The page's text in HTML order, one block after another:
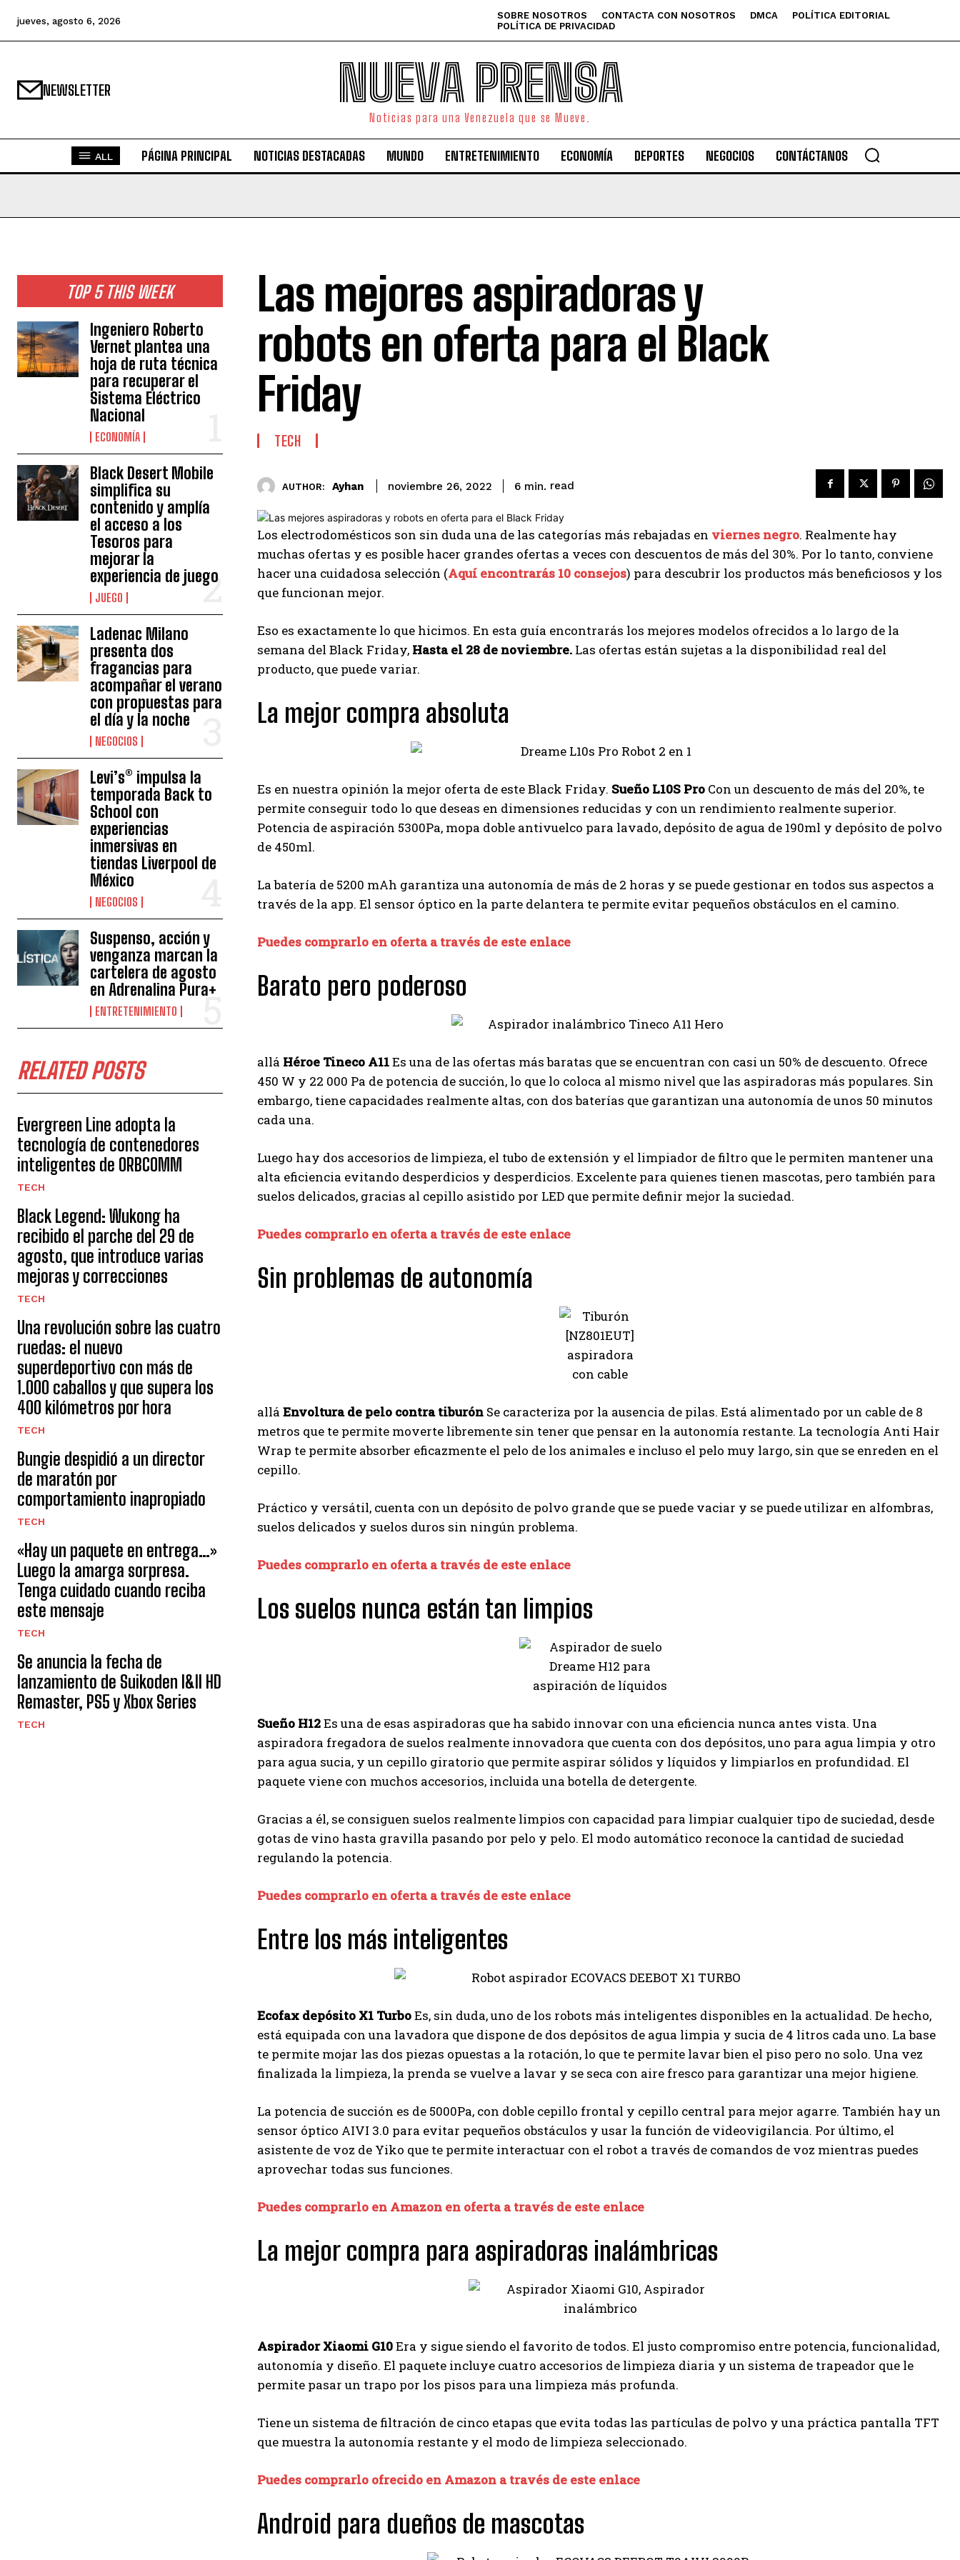
I WANT IN
jueves, agosto 6, 2026 SOBRE NOSOTROS CONTACTA CON NOSOTROS DMCA
POLÍTICA EDITORIAL
POLÍTICA DE PRIVACIDAD
NEWSLETTER NUEVA PRENSA
Noticias para una Venezuela que se Mueve.
ALL PÁGINA PRINCIPAL NOTICIAS DESTACADAS MUNDO ENTRETENIMIENTO ECONOMÍA DEPORTES NEGOCIOS CONTÁCTANOS
TOP 5 THIS WEEK
Ingeniero Roberto
Vernet plantea una
hoja de ruta técnica
para recuperar el
Sistema Eléctrico
Nacional
ECONOMÍA
Black Desert Mobile
simplifica su
contenido y amplía
el acceso a los
Tesoros para
mejorar la
experiencia de juego
JUEGO
Ladenac Milano
presenta dos
fragancias para
acompañar el verano
con propuestas para
el día y la noche
NEGOCIOS
Levi’s® impulsa la
temporada Back to
School con
experiencias
inmersivas en
tiendas Liverpool de
México
NEGOCIOS
Suspenso, acción y
venganza marcan la
cartelera de agosto
en Adrenalina Pura+
ENTRETENIMIENTO
RELATED POSTS
Evergreen Line adopta la
tecnología de contenedores
inteligentes de ORBCOMM
TECH
Black Legend: Wukong ha
recibido el parche del 29 de
agosto, que introduce varias
mejoras y correcciones
TECH
Una revolución sobre las cuatro
ruedas: el nuevo
superdeportivo con más de
1.000 caballos y que supera los
400 kilómetros por hora
TECH
Bungie despidió a un director
de maratón por
comportamiento inapropiado
TECH
«Hay un paquete en entrega…»
Luego la amarga sorpresa.
Tenga cuidado cuando reciba
este mensaje
TECH
Se anuncia la fecha de
lanzamiento de Suikoden I&II HD
Remaster, PS5 y Xbox Series
TECH
Las mejores aspiradoras y
robots en oferta para el Black
Friday
TECH
AUTHOR: Ayhan noviembre 26, 2022 6 min. read
Los electrodomésticos son sin duda una de las categorías más rebajadas en viernes negro. Realmente hay
muchas ofertas y es posible hacer grandes ofertas a veces con descuentos de más del 30%. Por lo tanto, conviene
hacer una cuidadosa selección (Aquí encontrarás 10 consejos) para descubrir los productos más beneficiosos y los
que funcionan mejor.
Eso es exactamente lo que hicimos. En esta guía encontrarás los mejores modelos ofrecidos a lo largo de la
semana del Black Friday, Hasta el 28 de noviembre. Las ofertas están sujetas a la disponibilidad real del
producto, que puede variar.
La mejor compra absoluta
Es en nuestra opinión la mejor oferta de este Black Friday. Sueño L10S Pro Con un descuento de más del 20%, te
permite conseguir todo lo que deseas en dimensiones reducidas y con un rendimiento realmente superior.
Potencia de aspiración 5300Pa, mopa doble antivuelco para lavado, depósito de agua de 190ml y depósito de polvo
de 450ml.
La batería de 5200 mAh garantiza una autonomía de más de 2 horas y se puede gestionar en todos sus aspectos a
través de la app. El sensor óptico en la parte delantera te permite evitar pequeños obstáculos en el camino.
Puedes comprarlo en oferta a través de este enlace
Barato pero poderoso
allá Héroe Tineco A11Es una de las ofertas más baratas que se encuentran con casi un 50% de descuento. Ofrece
450 W y 22 000 Pa de potencia de succión, lo que lo coloca al mismo nivel que las aspiradoras más populares. Sin
embargo, tiene capacidades realmente altas, con dos baterías que garantizan una autonomía de unos 50 minutos
cada una.
Luego hay dos accesorios de limpieza, el tubo de extensión y el limpiador de filtro que le permiten mantener una
alta eficiencia evitando desperdicios y desperdicios. Excelente para quienes tienen mascotas, pero también para
suelos delicados, gracias al cepillo asistido por LED que permite definir mejor la suciedad.
Puedes comprarlo en oferta a través de este enlace
Sin problemas de autonomía
allá Envoltura de pelo contra tiburón Se caracteriza por la ausencia de pilas. Está alimentado por un cable de 8
metros que te permite moverte libremente sin tener que pensar en la autonomía restante. La tecnología Anti Hair
Wrap te permite absorber eficazmente el pelo de los animales e incluso el pelo muy largo, sin que se enreden en el
cepillo.
Práctico y versátil, cuenta con un depósito de polvo grande que se puede vaciar y se puede utilizar en alfombras,
suelos delicados y suelos duros sin ningún problema.
Puedes comprarlo en oferta a través de este enlace
Los suelos nunca están tan limpios
Sueño H12Es una de esas aspiradoras que ha sabido innovar con una eficiencia nunca antes vista. Una
aspiradora fregadora de suelos realmente innovadora que cuenta con dos depósitos, uno para agua limpia y otro
para agua sucia, y un cepillo giratorio que permite aspirar sólidos y líquidos y limpiarlos en profundidad. El
paquete viene con muchos accesorios, incluida una botella de detergente.
Gracias a él, se consiguen suelos realmente limpios con capacidad para limpiar cualquier tipo de suciedad, desde
gotas de vino hasta gravilla pasando por pelo y pelo. El modo automático reconoce la cantidad de suciedad
regulando la potencia.
Puedes comprarlo en oferta a través de este enlace
Entre los más inteligentes
Ecofax depósito X1 TurboEs, sin duda, uno de los robots más inteligentes disponibles en la actualidad. De hecho,
está equipada con una lavadora que dispone de dos depósitos de agua limpia y sucia de 4 litros cada uno. La base
te permite mojar las dos piezas opuestas a la rotación, lo que te permite lavar bien el piso pero no solo. Una vez
finalizada la limpieza, la prenda se vuelve a lavar y se seca con aire fresco para garantizar una mejor higiene.
La potencia de succión es de 5000Pa, con doble cepillo frontal y cepillo central para mejor agarre. También hay un
sensor óptico AIVI 3.0 para evitar pequeños obstáculos y usar la función de videovigilancia. Por último, el
asistente de voz de Yiko que te permite interactuar con el robot a través de comandos de voz mientras puedes
aprovechar todas sus funciones.
Puedes comprarlo en Amazon en oferta a través de este enlace
La mejor compra para aspiradoras inalámbricas
Aspirador Xiaomi G10Era y sigue siendo el favorito de todos. El justo compromiso entre potencia, funcionalidad,
autonomía y diseño. El paquete incluye cuatro accesorios de limpieza diaria y un sistema de trapeador que le
permite pasar un trapo por los pisos para una limpieza más profunda.
Tiene un sistema de filtración de cinco etapas que evita todas las partículas de polvo y una práctica pantalla TFT
que muestra la autonomía restante y el modo de limpieza seleccionado.
Puedes comprarlo ofrecido en Amazon a través de este enlace
Android para dueños de mascotas